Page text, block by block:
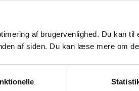
af brugervenlighed. Du kan
af siden. Du kan læse mere om